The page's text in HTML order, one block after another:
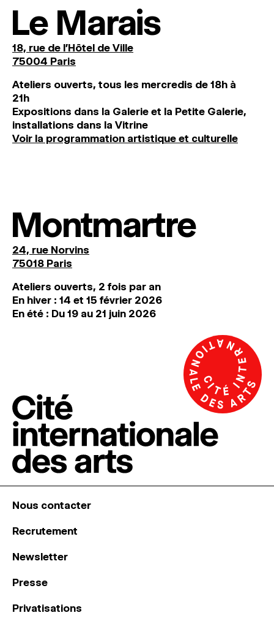
Le Marais
18, rue de l'Hôtel de Ville
75004 Paris
Ateliers ouverts, tous les mercredis de 18h à
21h
Expositions dans la Galerie et la Petite Galerie,
installations dans la Vitrine
Voir la programmation artistique et culturelle
Montmartre
24, rue Norvins
75018 Paris
Ateliers ouverts, 2 fois par an
En hiver : 14 et 15 février 2026
En été : Du 19 au 21 juin 2026
Nous contacter
Recrutement
Newsletter
Presse
Privatisations